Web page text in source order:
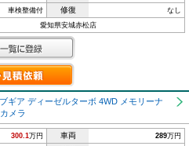
車検整備付 修復 なし
愛知県安城赤松店
ギア ディーゼルターボ 4WD メモリーナ
メラ
300.1万円 車両 289万円